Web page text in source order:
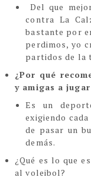
Del que
contra La
bastante por
perdimos, yo
partidos de la
¿Por qué
y amigas a
Es un
exigiendo
de pasar un
demás.
¿Qué es lo que
al voleibol?